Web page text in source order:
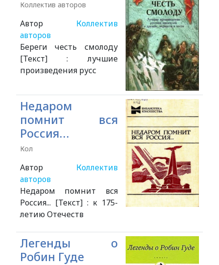
Коллектив авторов
Автор Коллектив
авторов
Береги честь смолоду
[Текст] : лучшие
произведения русс
Недаром
помнит вся
Россия...
Кол
Автор Коллектив
авторов
Недаром помнит вся
Россия... [Текст] : к 175-
летию Отечеств
Легенды о
Робин Гуде